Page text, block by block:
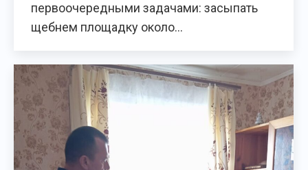
первоочередными задачами: засыпать
щебнем площадку около…